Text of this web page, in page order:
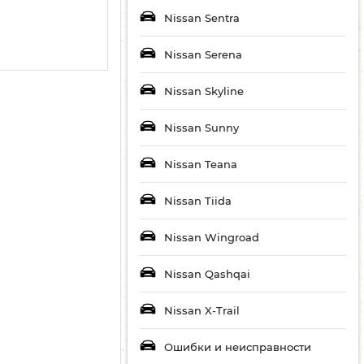
Nissan Sentra
Nissan Serena
Nissan Skyline
Nissan Sunny
Nissan Teana
Nissan Tiida
Nissan Wingroad
Nissan Qashqai
Nissan X-Trail
Ошибки и неисправности